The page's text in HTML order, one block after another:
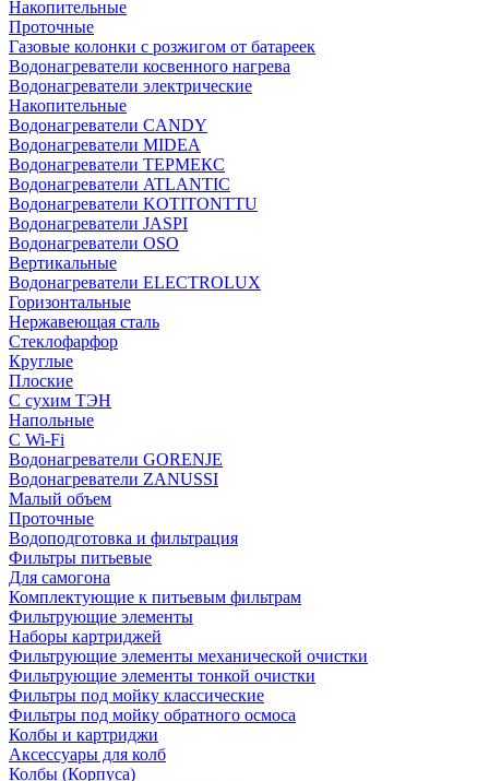
Накопительные
Проточные
Газовые колонки с розжигом от батареек
Водонагреватели косвенного нагрева
Водонагреватели электрические
Накопительные
Водонагреватели CANDY
Водонагреватели MIDEA
Водонагреватели ТЕРМЕКС
Водонагреватели ATLANTIC
Водонагреватели KOTITONTTU
Водонагреватели JASPI
Водонагреватели OSO
Вертикальные
Водонагреватели ELECTROLUX
Горизонтальные
Нержавеющая сталь
Стеклофарфор
Круглые
Плоские
С сухим ТЭН
Напольные
С Wi-Fi
Водонагреватели GORENJE
Водонагреватели ZANUSSI
Малый объем
Проточные
Водоподготовка и фильтрация
Фильтры питьевые
Для самогона
Комплектующие к питьевым фильтрам
Фильтрующие элементы
Наборы картриджей
Фильтрующие элементы механической очистки
Фильтрующие элементы тонкой очистки
Фильтры под мойку классические
Фильтры под мойку обратного осмоса
Колбы и картриджи
Аксессуары для колб
Колбы (Корпуса)